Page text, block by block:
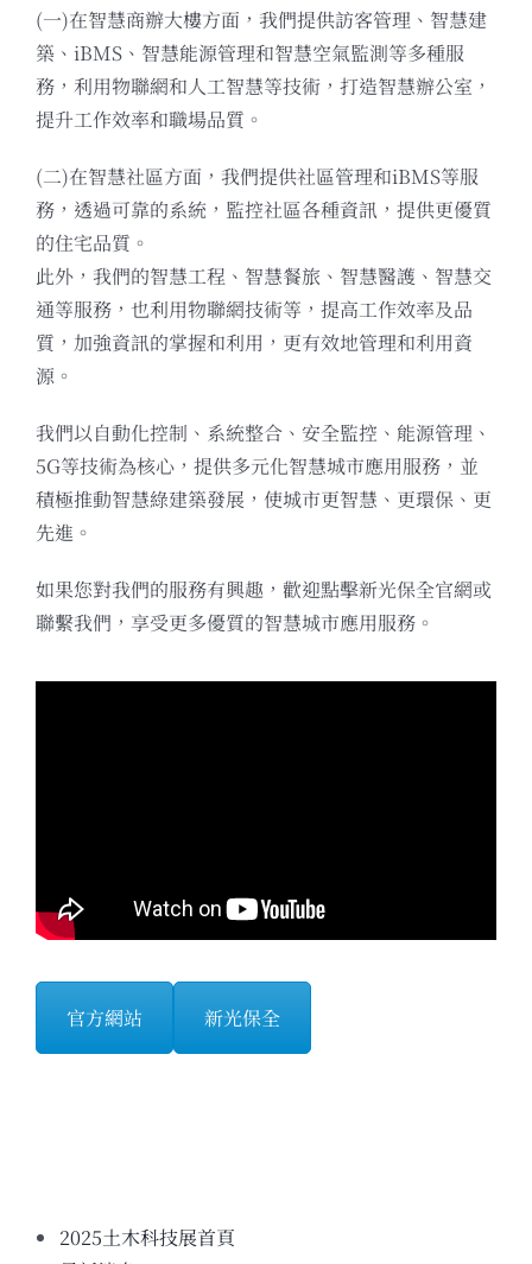
(一)在智慧商辦大樓方面，我們提供訪客管理、智慧建
築、iBMS、智慧能源管理和智慧空氣監測等多種服
務，利用物聯網和人工智慧等技術，打造智慧辦公室，
提升工作效率和職場品質。
(二)在智慧社區方面，我們提供社區管理和iBMS等服
務，透過可靠的系統，監控社區各種資訊，提供更優質
的住宅品質。
此外，我們的智慧工程、智慧餐旅、智慧醫護、智慧交
通等服務，也利用物聯網技術等，提高工作效率及品
質，加強資訊的掌握和利用，更有效地管理和利用資
源。
我們以自動化控制、系統整合、安全監控、能源管理、
5G等技術為核心，提供多元化智慧城市應用服務，並
積極推動智慧綠建築發展，使城市更智慧、更環保、更
先進。
如果您對我們的服務有興趣，歡迎點擊新光保全官網或
聯繫我們，享受更多優質的智慧城市應用服務。
官方網站 新光保全
2025土木科技展首頁